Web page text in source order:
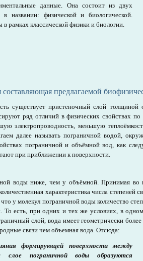
данные. Она состоит из двух
названии: физической и биологической.
рамках классической физики и биологии.
составляющая предлагаемой
существует пристеночный слой
ряд отличий в физических свойствах
электропроводность, меньшую
далее называть пограничной водой,
пограничной и объёмной вод, как
при приближении к поверхности.
воды ниже, чем у объёмной. Принимая во
характеристика числа степеней
у молекул пограничной воды количество
То есть, при одних и тех же условиях, в
слой, вода имеет геометрически
связи чем объемная вода. Отсюда:
формирующей поверхности между
пограничной воды образуются